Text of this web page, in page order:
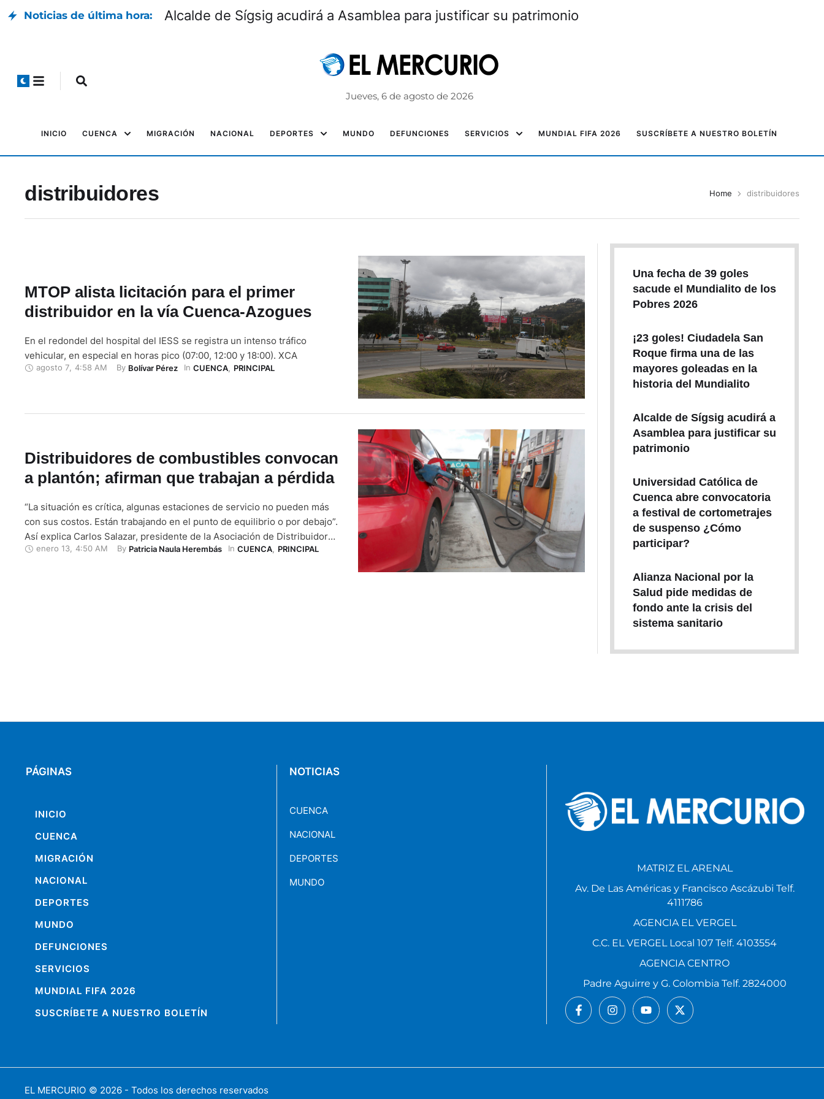
Noticias de última hora: Alcalde de Sígsig acudirá a Asamblea para justificar su patrimonio
Jueves, 6 de agosto de 2026
INICIO CUENCA MIGRACIÓN NACIONAL DEPORTES MUNDO DEFUNCIONES SERVICIOS MUNDIAL FIFA 2026 SUSCRÍBETE A NUESTRO BOLETÍN
distribuidores Home distribuidores
MTOP alista licitación para el primer
distribuidor en la vía Cuenca-Azogues
En el redondel del hospital del IESS se registra un intenso tráfico
vehicular, en especial en horas pico (07:00, 12:00 y 18:00). XCA
agosto 7 4:58 AM By Bolívar Pérez In CUENCA, PRINCIPAL
Distribuidores de combustibles convocan
a plantón; afirman que trabajan a pérdida
“La situación es crítica, algunas estaciones de servicio no pueden más
con sus costos. Están trabajando en el punto de equilibrio o por debajo”.
Así explica Carlos Salazar, presidente de la Asociación de Distribuidores
de Gasolina del Azuay (ADDPA), el panorama de algunas distribuidoras
enero 13 4:50 AM By Patricia Naula Herembás In CUENCA, PRINCIPAL
Una fecha de 39 goles
sacude el Mundialito de los
Pobres 2026
¡23 goles! Ciudadela San
Roque firma una de las
mayores goleadas en la
historia del Mundialito
Alcalde de Sígsig acudirá a
Asamblea para justificar su
patrimonio
Universidad Católica de
Cuenca abre convocatoria
a festival de cortometrajes
de suspenso ¿Cómo
participar?
Alianza Nacional por la
Salud pide medidas de
fondo ante la crisis del
sistema sanitario
PÁGINAS
INICIO
CUENCA
MIGRACIÓN
NACIONAL
DEPORTES
MUNDO
DEFUNCIONES
SERVICIOS
MUNDIAL FIFA 2026
SUSCRÍBETE A NUESTRO BOLETÍN
NOTICIAS
CUENCA
NACIONAL
DEPORTES
MUNDO
MATRIZ EL ARENAL
Av. De Las Américas y Francisco Ascázubi Telf.
4111786
AGENCIA EL VERGEL
C.C. EL VERGEL Local 107 Telf. 4103554
AGENCIA CENTRO
Padre Aguirre y G. Colombia Telf. 2824000
EL MERCURIO © 2026 - Todos los derechos reservados